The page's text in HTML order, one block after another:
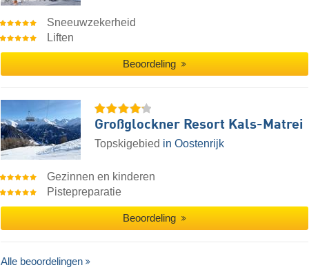
Sneeuwzekerheid
Liften
Beoordeling
Großglockner Resort Kals-Matrei
Topskigebied in Oostenrijk
Gezinnen en kinderen
Pistepreparatie
Beoordeling
Alle beoordelingen